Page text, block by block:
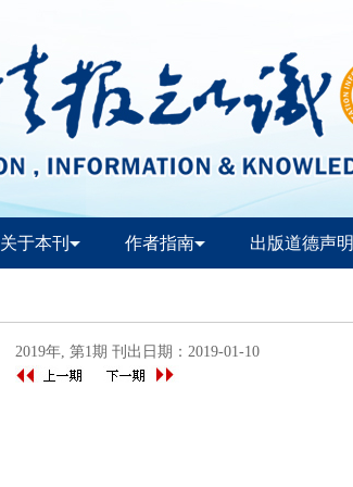
关于本刊 作者指南 出版道德声明
2019年, 第1期 刊出日期：2019-01-10